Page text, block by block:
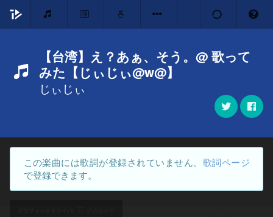
【台湾】え？あぁ、そう。@ 歌って
みた【じぃじぃ@w@】
じぃじぃ
この楽曲には歌詞が登録されていません。 歌詞ページ
で登録できます。